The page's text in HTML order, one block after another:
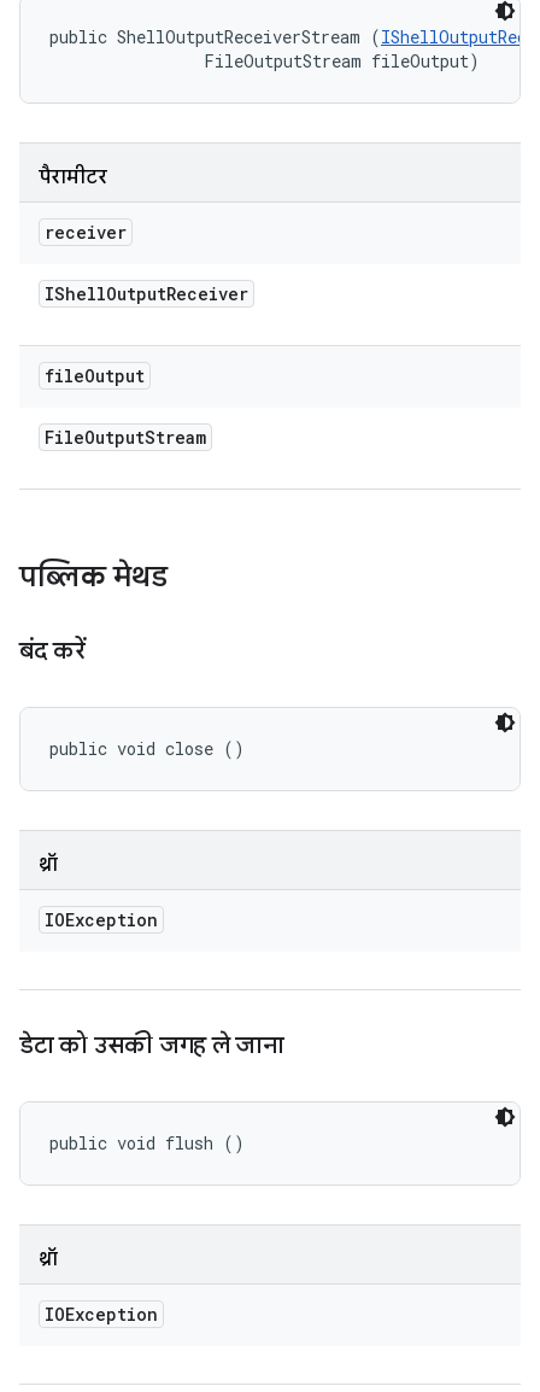
public ShellOutputReceiverStream (
                FileOutputStream fileOutput)
पैरामीटर
receiver
IShellOutputReceiver
fileOutput
FileOutputStream
पब्लिक मेथड
बंद करें
public void close ()
थ्रॉ
IOException
डेटा को उसकी जगह ले जाना
public void flush ()
थ्रॉ
IOException